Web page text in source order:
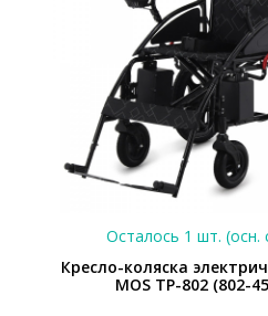
Осталось 1 шт. (осн.
Кресло-коляска
MOS ТР-802 (802-